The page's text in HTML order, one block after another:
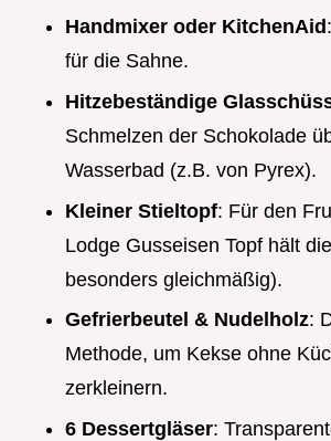
Handmixer oder KitchenAid
für die Sahne.
Hitzebeständige
Schmelzen der Schokolade
Wasserbad (z.B. von Pyrex).
Kleiner Stieltopf: Für den
Lodge Gusseisen Topf hält
besonders gleichmäßig).
Gefrierbeutel & Nudelholz:
Methode, um Kekse ohne
zerkleinern.
6 Dessertgläser: